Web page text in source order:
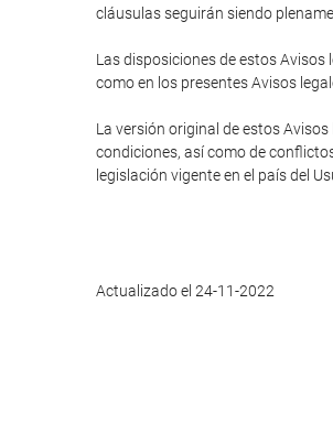
cláusulas seguirán siendo
Las disposiciones de estos Avisos
como en los presentes Avisos
La versión original de estos
condiciones, así como de
legislación vigente en el país del
Actualizado el 24-11-2022